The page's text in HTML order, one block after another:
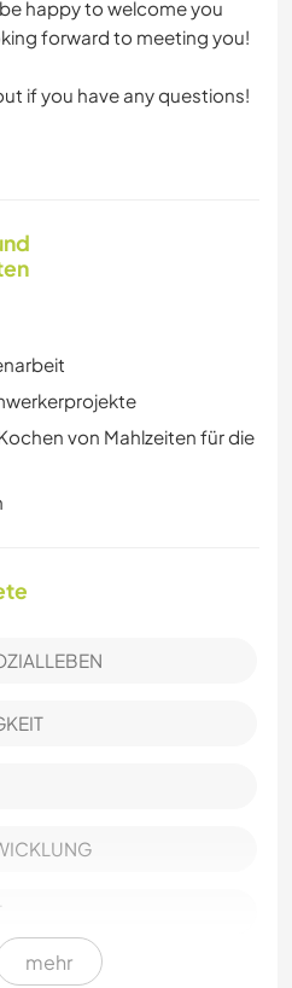
happy to welcome you
forward to meeting you!
if you have any questions!
von Mahlzeiten für die
mehr